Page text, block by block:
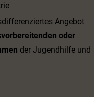
Angebot
oder
der Jugendhilfe und